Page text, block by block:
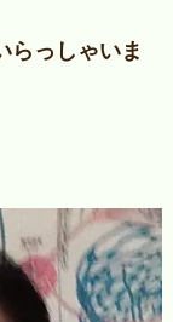
っしゃいま